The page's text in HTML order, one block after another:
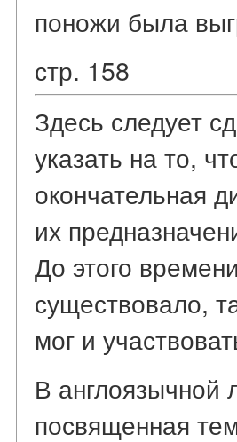
поножи была
стр. 158
Здесь следует
указать на то,
окончательная
их
До этого
существовало,
мог и
В англоязычной
посвященная